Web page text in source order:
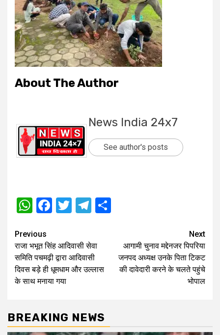
About The Author
News India 24x7
See author's posts
WhatsApp
Facebook
TwitterTelegram
Post
navigation
Previous
राजा भभूत सिंह आदिवासी सेवा
समिति पचमढ़ी द्वारा आदिवासी
दिवस बड़े ही धूमधाम और उल्लास
के साथ मनाया गया
Next
आगामी चुनाव मद्देनजर पिपरिया
जनपद अध्यक्ष उनके पिता टिकट
की दावेदारी करने के चलते पहुंचे
भोपाल
BREAKING NEWS